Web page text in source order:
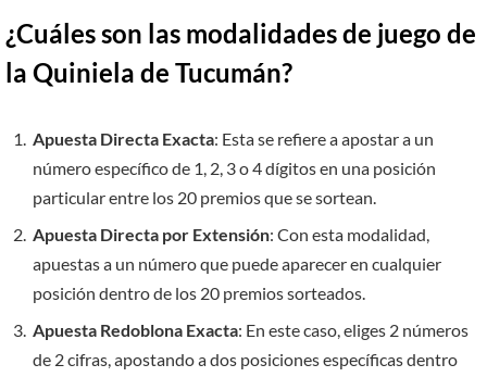
¿Cuáles son las modalidades de juego de
la Quiniela de Tucumán?
Apuesta Directa Exacta: Esta se refiere a apostar a un
número específico de 1, 2, 3 o 4 dígitos en una posición
particular entre los 20 premios que se sortean.
Apuesta Directa por Extensión: Con esta modalidad,
apuestas a un número que puede aparecer en cualquier
posición dentro de los 20 premios sorteados.
Apuesta Redoblona Exacta: En este caso, eliges 2 números
de 2 cifras, apostando a dos posiciones específicas dentro